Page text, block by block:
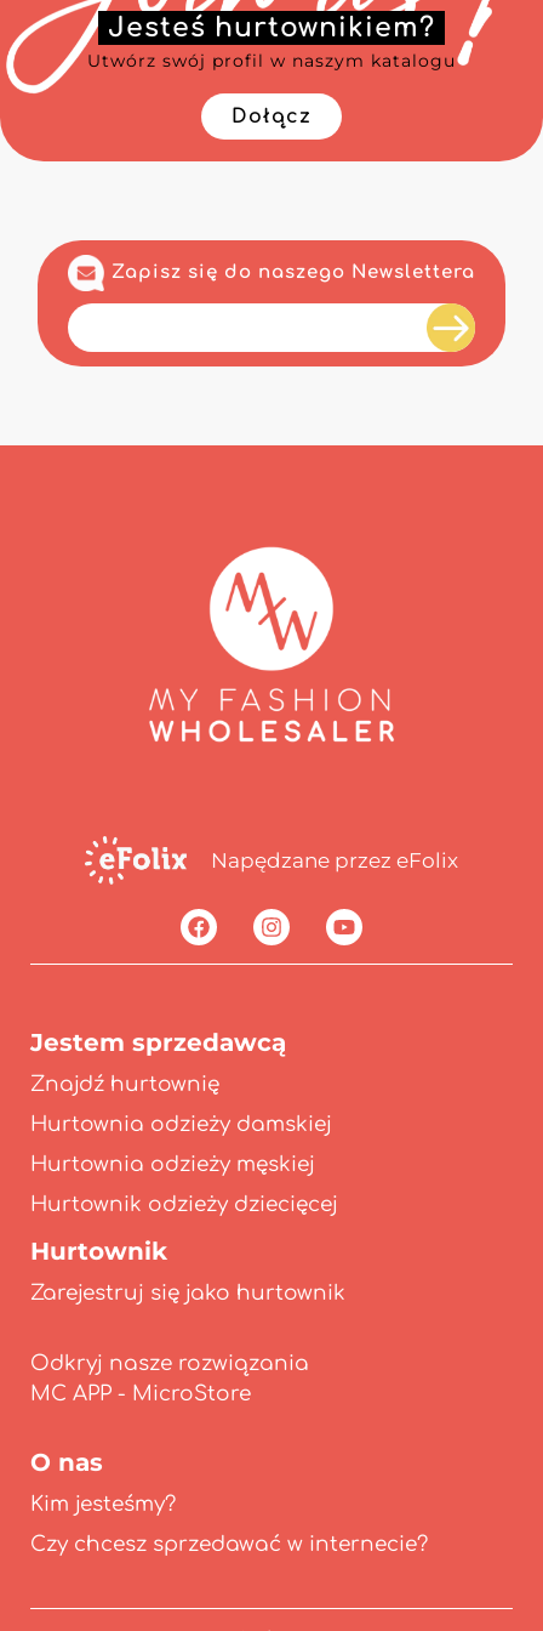
Jesteś hurtownikiem?
Utwórz swój profil w naszym katalogu
Dołącz
Zapisz się do naszego Newslettera
Napędzane przez eFolix
Jestem sprzedawcą
Znajdź hurtownię
Hurtownia odzieży damskiej
Hurtownia odzieży męskiej
Hurtownik odzieży dziecięcej
Hurtownik
Zarejestruj się jako hurtownik
Odkryj nasze rozwiązania
O nas
Kim jesteśmy?
Czy chcesz sprzedawać w internecie?